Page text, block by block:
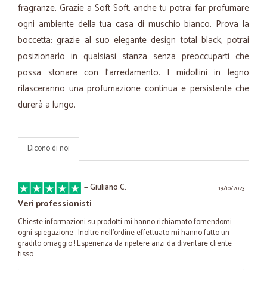
fragranze. Grazie a Soft Soft, anche tu potrai far profumare
ogni ambiente della tua casa di muschio bianco. Prova la
boccetta: grazie al suo elegante design total black, potrai
posizionarlo in qualsiasi stanza senza preoccuparti che
possa stonare con l’arredamento. I midollini in legno
rilasceranno una profumazione continua e persistente che
durerà a lungo.
Dicono di noi
19/10/2023
—Giuliano C.
Veri professionisti
Chieste informazioni su prodotti mi hanno richiamato fornendomi
ogni spiegazione . Inoltre nell'ordine effettuato mi hanno fatto un
gradito omaggio ! Esperienza da ripetere anzi da diventare cliente
fisso ....